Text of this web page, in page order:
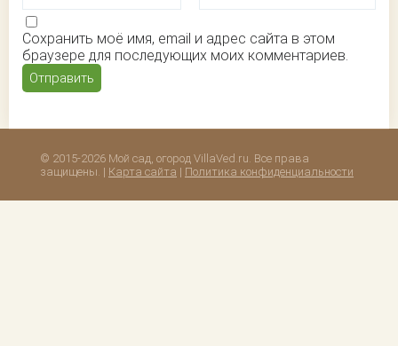
Сохранить моё имя, email и адрес сайта в этом
браузере для последующих моих комментариев.
© 2015-2026 Мой сад, огород VillaVed.ru. Все права
защищены. | Карта сайта | Политика конфиденциальности